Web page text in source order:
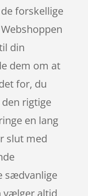
forskellige
din
dem om at
for, du
rigtige
en lang
slut med
sædvanlige
vælger altid